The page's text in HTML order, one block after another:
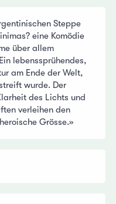
Steppe
eine Komödie
über allem
lebenssprühendes,
am Ende der Welt,
wurde. Der
des Lichts und
verleihen den
Grösse.»